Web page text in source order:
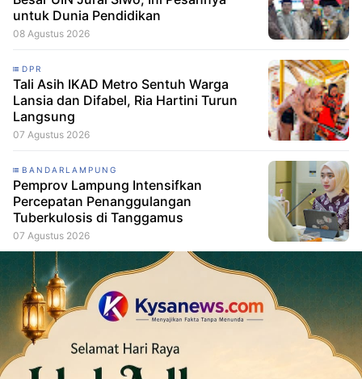
untuk Dunia Pendidikan
08 Agustus 2026
DPR
Tali Asih IKAD Metro Sentuh Warga
Lansia dan Difabel, Ria Hartini Turun
Langsung
07 Agustus 2026
BANDARLAMPUNG
Pemprov Lampung Intensifkan
Percepatan Penanggulangan
Tuberkulosis di Tanggamus
07 Agustus 2026